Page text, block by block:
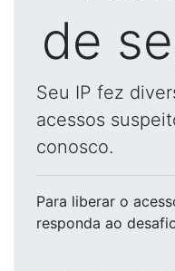
de
Seu IP fez
acessos
conosco.
Para liberar o
responda ao